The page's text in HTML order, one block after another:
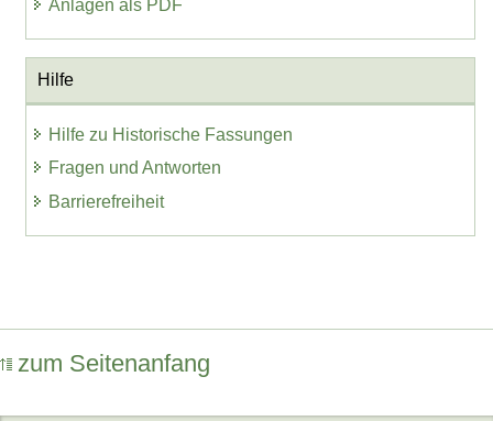
Anlagen als PDF
Hilfe
Hilfe zu Historische Fassungen
Fragen und Antworten
Barrierefreiheit
zum Seitenanfang